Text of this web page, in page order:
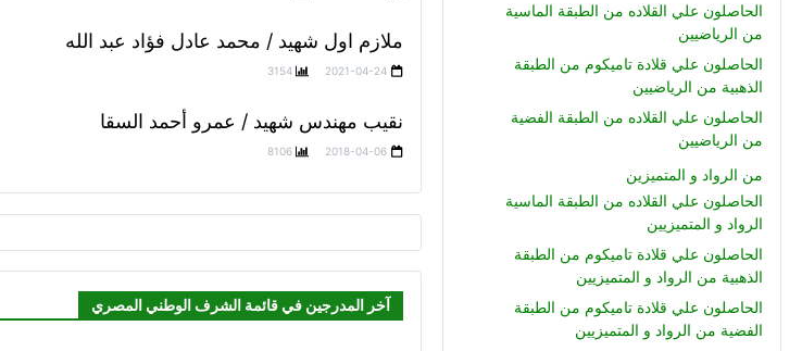
الحاصلون علي القلاده من الطبقة الماسية
من الرياضيين
الحاصلون علي قلادة تاميكوم من الطبقة
الذهبية من الرياضيين
الحاصلون علي القلاده من الطبقة الفضية
من الرياضيين
من الرواد و المتميزين
الحاصلون علي القلاده من الطبقة الماسية
الرواد و المتميزيين
الحاصلون علي قلادة تاميكوم من الطبقة
الذهبية من الرواد و المتميزيين
الحاصلون علي قلادة تاميكوم من الطبقة
الفضية من الرواد و المتميزيين
ملازم اول شهيد / محمد عادل فؤاد عبد الله
2021-04-24
3154
نقيب مهندس شهيد / عمرو أحمد السقا
2018-04-06
8106
آخر المدرجين في قائمة الشرف الوطني المصري